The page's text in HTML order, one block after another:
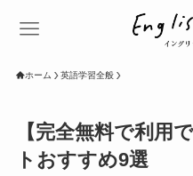
ホーム 英語学習全般
【完全無料で利用
トおすすめ9選